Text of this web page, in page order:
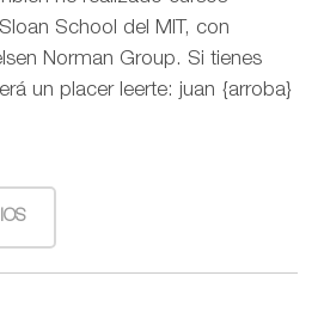
School del MIT, con
Norman Group. Si tienes
un placer leerte: juan {arroba}